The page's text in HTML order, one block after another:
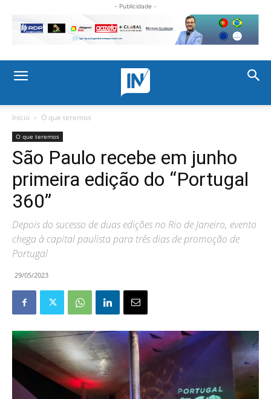
- Publicidade -
Início O que teremos
O que teremos
São Paulo recebe em junho
primeira edição do “Portugal
360”
Depois do sucesso de duas edições no Rio de Janeiro, evento
chega à capital paulista para três dias de promoção de
Portugal
29/05/2023